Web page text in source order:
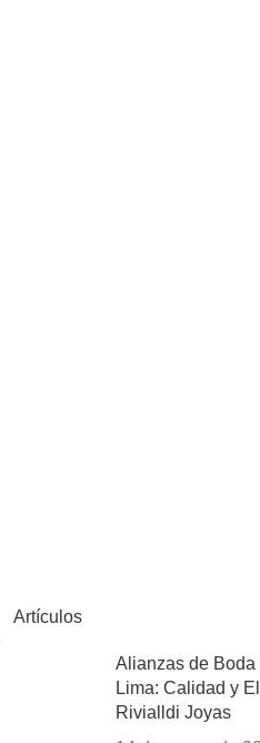
Artículos
Alianzas de Boda
Lima: Calidad y
Rivialldi Joyas